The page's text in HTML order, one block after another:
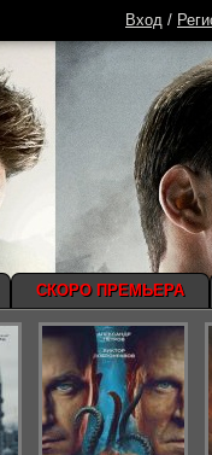
Вход /
СКОРО ПРЕМЬЕРА